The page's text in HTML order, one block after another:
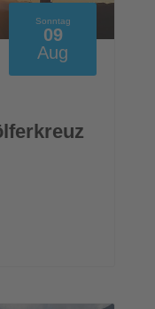
Sonntag
09
Aug